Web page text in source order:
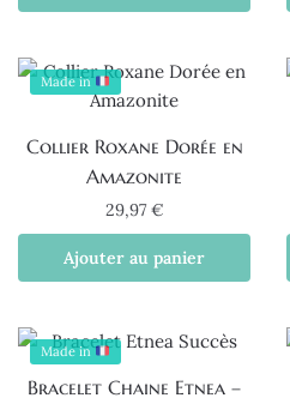
Made in
Collier Roxane Dorée en
Amazonite
29,97€
Ajouter au panier
Made in
Bracelet Chaine Etnea –